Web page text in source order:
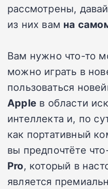
рассмотрены,
из них вам на
Вам нужно что-то
можно играть в
пользоваться
Apple в области
интеллекта и, по
как портативный
вы предпочтёте
Pro, который в
является